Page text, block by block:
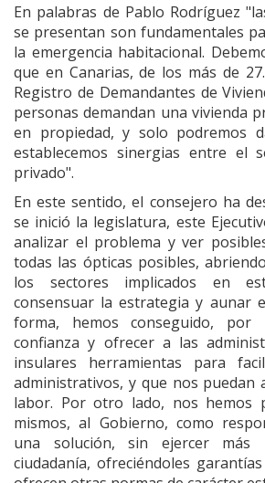
En palabras de Pablo Rodríguez
se presentan son fundamentales
la emergencia habitacional.
que en Canarias, de los más de
Registro de Demandantes de
personas demandan una vivienda
en propiedad, y solo podremos
establecemos sinergias entre el
privado".
En este sentido, el consejero ha
se inició la legislatura, este
analizar el problema y ver
todas las ópticas posibles,
los sectores implicados en
consensuar la estrategia y aunar
forma, hemos conseguido,
confianza y ofrecer a las
insulares herramientas para
administrativos, y que nos puedan
labor. Por otro lado, nos hemos
mismos, al Gobierno, como
una solución, sin ejercer más
ciudadanía, ofreciéndoles